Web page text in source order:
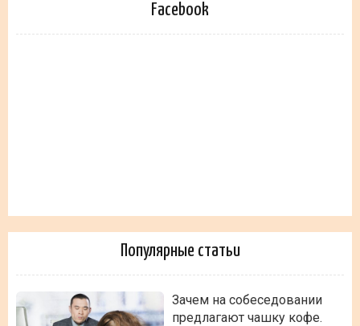
Facebook
Популярные статьи
Зачем на собеседовании
предлагают чашку кофе.